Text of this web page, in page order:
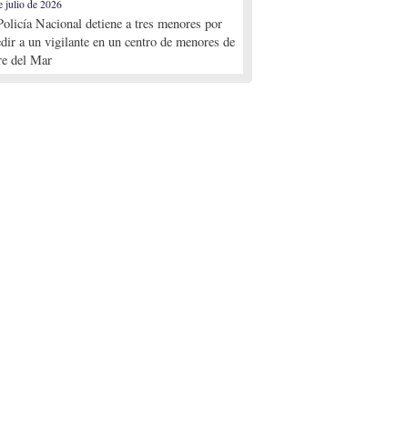
julio de 2026
Nacional detiene a tres menores por
a un vigilante en un centro de menores de
del Mar